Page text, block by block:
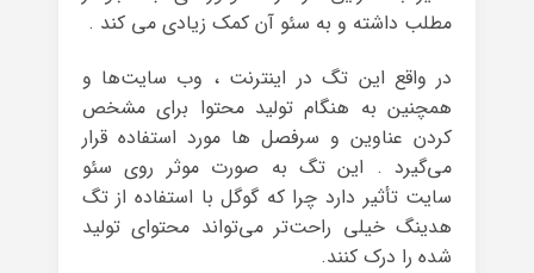
مطلب داشته و به سئو آن کمک زیادی می کند .
در واقع این تگ در اینترنت ، وب سایت‌ها و
همچنین به هنگام تولید محتوا برای مشخص
کردن عناوین و سرفصل ها مورد استفاده قرار
می‌گیرد . این تگ به صورت موثر روی سئو
سایت تأثیر دارد چرا که گوگل با استفاده از تگ
هدینگ خیلی راحت‌تر می‌تواند محتوای تولید
شده را درک کنند.